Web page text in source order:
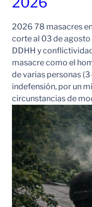
2026 78 masacres
corte al 03 de
DDHH y
masacre como el
de varias personas
indefensión, por un
circunstancias de